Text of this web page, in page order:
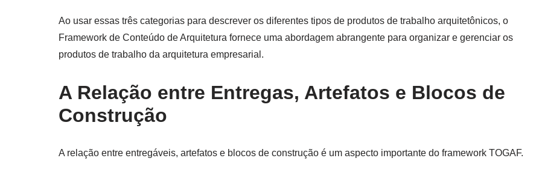
Ao usar essas três categorias para descrever os diferentes tipos de produtos de trabalho arquitetônicos, o
Framework de Conteúdo de Arquitetura fornece uma abordagem abrangente para organizar e gerenciar os
produtos de trabalho da arquitetura empresarial.
A Relação entre Entregas, Artefatos e Blocos de
Construção
A relação entre entregáveis, artefatos e blocos de construção é um aspecto importante do framework TOGAF.